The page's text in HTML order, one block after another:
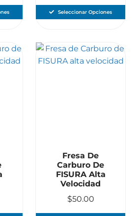
Seleccionar Opciones
Fresa De
Carburo De
FISURA Alta
Velocidad
$50.00